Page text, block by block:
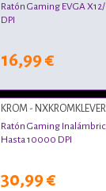
Ratón Gaming EVGA
DPI
16,99 €
KROM -
Ratón Gaming
Hasta 10000 DPI
30,99 €